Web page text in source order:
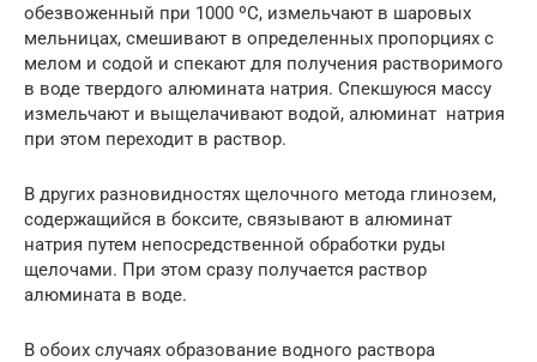
обезвоженный при 1000 ºC, измельчают в шаровых
мельницах, смешивают в определенных пропорциях с
мелом и содой и спекают для получения растворимого
в воде твердого алюмината натрия. Спекшуюся массу
измельчают и выщелачивают водой, алюминат натрия
при этом переходит в раствор.
В других разновидностях щелочного метода глинозем,
содержащийся в боксите, связывают в алюминат
натрия путем непосредственной обработки руды
щелочами. При этом сразу получается раствор
алюмината в воде.
В обоих случаях образование водного раствора